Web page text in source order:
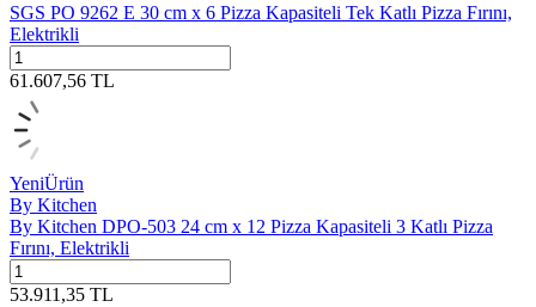
SGS PO 9262 E 30 cm x 6 Pizza Kapasiteli Tek Katlı Pizza Fırını,
Elektrikli
61.607,56 TL
YeniÜrün
By Kitchen
By Kitchen DPO-503 24 cm x 12 Pizza Kapasiteli 3 Katlı Pizza
Fırını, Elektrikli
53.911,35 TL